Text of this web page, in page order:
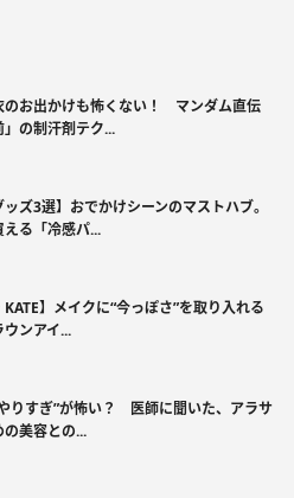
のお出かけも怖くない！ マンダム直伝
」の制汗剤テク...
ッズ3選】おでかけシーンのマストハブ。
える「冷感パ...
KATE】メイクに“今っぽさ”を取り入れる
ンアイ...
りすぎ”が怖い？ 医師に聞いた、アラサ
美容との...